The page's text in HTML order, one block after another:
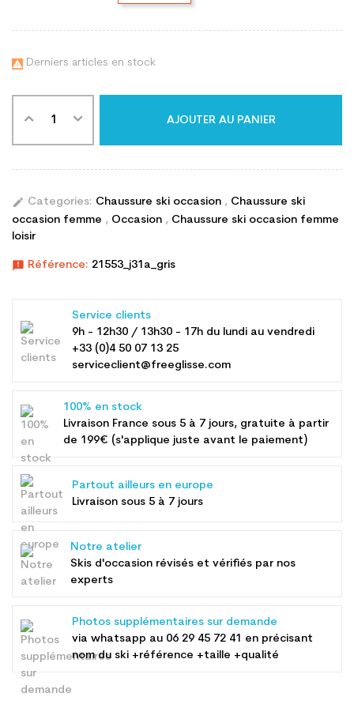
 Derniers articles en stock
AJOUTER AU PANIER
edit Categories: Chaussure ski occasion , Chaussure ski
occasion femme , Occasion , Chaussure ski occasion femme
loisir
announcement Référence: 21553_j31a_gris
Service clients
9h - 12h30 / 13h30 - 17h du lundi au vendredi
+33 (0)4 50 07 13 25
serviceclient@freeglisse.com
100% en stock
Livraison France sous 5 à 7 jours, gratuite à partir
de 199€ (s'applique juste avant le paiement)
Partout ailleurs en europe
Livraison sous 5 à 7 jours
Notre atelier
Skis d'occasion révisés et vérifiés par nos
experts
Photos supplémentaires sur demande
via whatsapp au 06 29 45 72 41 en précisant
nom du ski +référence +taille +qualité